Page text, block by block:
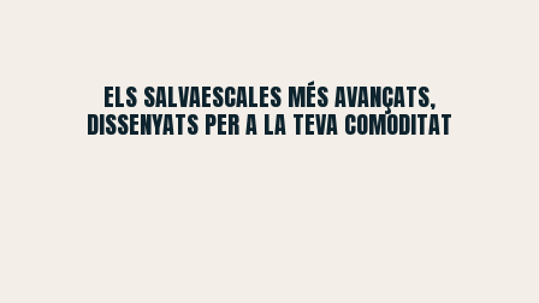
ELS SALVAESCALES MÉS AVANÇATS,
DISSENYATS PER A LA TEVA COMODITAT